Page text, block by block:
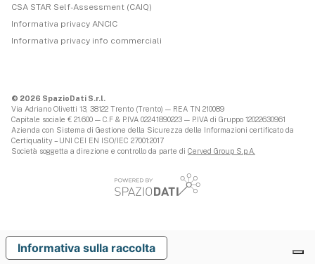
CSA STAR Self-Assessment (CAIQ)
Informativa privacy ANCIC
Informativa privacy info commerciali
© 2026 SpazioDati S.r.l.
Via Adriano Olivetti 13, 38122 Trento (Trento) — REA TN 210089
Capitale sociale € 21.600 — C.F & P.IVA 02241890223 — P.IVA di Gruppo 12022630961
Azienda con Sistema di Gestione della Sicurezza delle Informazioni certificato da
Certiquality – UNI CEI EN ISO/IEC 27001:2017
Società soggetta a direzione e controllo da parte di Cerved Group S.p.A.
Informativa sulla raccolta